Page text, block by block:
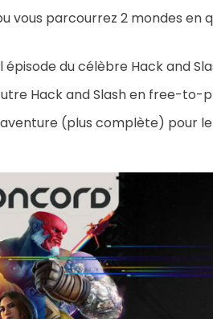
vous parcourrez 2 mondes en
épisode du célèbre Hack and
Hack and Slash en free-to-
(plus complète) pour